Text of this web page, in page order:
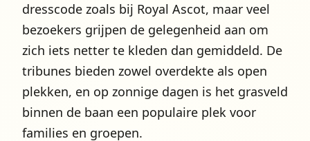
dresscode zoals bij Royal Ascot, maar veel
bezoekers grijpen de gelegenheid aan om
zich iets netter te kleden dan gemiddeld. De
tribunes bieden zowel overdekte als open
plekken, en op zonnige dagen is het grasveld
binnen de baan een populaire plek voor
families en groepen.